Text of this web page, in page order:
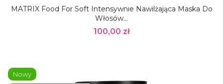
MATRIX Food For Soft Intensywnie Nawilżająca Maska Do
Włosów...
100,00 zł
Nowy